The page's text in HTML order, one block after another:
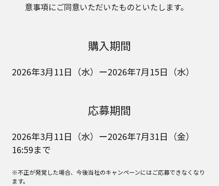
意事項にご同意いただいたものといたします。
購入期間
2026年3月11日（水）ー2026年7月15日（水）
応募期間
2026年3月11日（水）ー2026年7月31日（金）
16:59まで
※不正が発覚した場合、今後当社のキャンペーンにはご応募できなくなり
ます。